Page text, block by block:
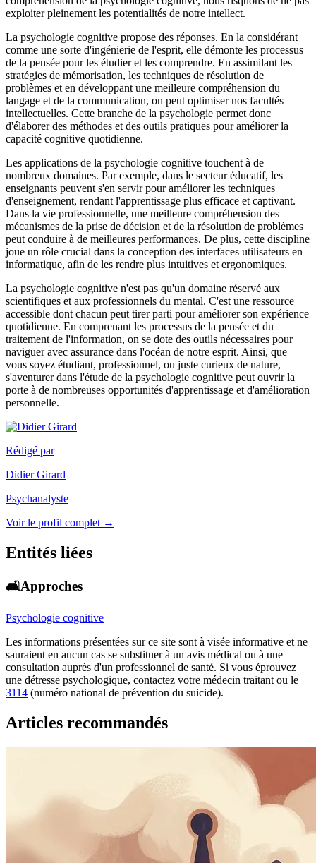
exploiter pleinement les potentialités de notre intellect.
La psychologie cognitive propose des réponses. En la considérant
comme une sorte d'ingénierie de l'esprit, elle démonte les processus
de la pensée pour les étudier et les comprendre. En assimilant les
stratégies de mémorisation, les techniques de résolution de
problèmes et en développant une meilleure compréhension du
langage et de la communication, on peut optimiser nos facultés
intellectuelles. Cette branche de la psychologie permet donc
d'élaborer des méthodes et des outils pratiques pour améliorer la
capacité cognitive quotidienne.
Les applications de la psychologie cognitive touchent à de
nombreux domaines. Par exemple, dans le secteur éducatif, les
enseignants peuvent s'en servir pour améliorer les techniques
d'enseignement, rendant l'apprentissage plus efficace et captivant.
Dans la vie professionnelle, une meilleure compréhension des
mécanismes de la prise de décision et de la résolution de problèmes
peut conduire à de meilleures performances. De plus, cette discipline
joue un rôle crucial dans la conception des interfaces utilisateurs en
informatique, afin de les rendre plus intuitives et ergonomiques.
La psychologie cognitive n'est pas qu'un domaine réservé aux
scientifiques et aux professionnels du mental. C'est une ressource
accessible dont chacun peut tirer parti pour améliorer son expérience
quotidienne. En comprenant les processus de la pensée et du
traitement de l'information, on se dote des outils nécessaires pour
naviguer avec assurance dans l'océan de notre esprit. Ainsi, que
vous soyez étudiant, professionnel, ou juste curieux de nature,
s'aventurer dans l'étude de la psychologie cognitive peut ouvrir la
porte à de nombreuses opportunités d'apprentissage et d'amélioration
personnelle.
Rédigé par
Didier Girard
Psychanalyste
Voir le profil complet →
Entités liées
🛋️Approches
Psychologie cognitive
Les informations présentées sur ce site sont à visée informative et ne
sauraient en aucun cas se substituer à un avis médical ou à une
consultation auprès d'un professionnel de santé. Si vous éprouvez
une détresse psychologique, contactez votre médecin traitant ou le
3114 (numéro national de prévention du suicide).
Articles recommandés